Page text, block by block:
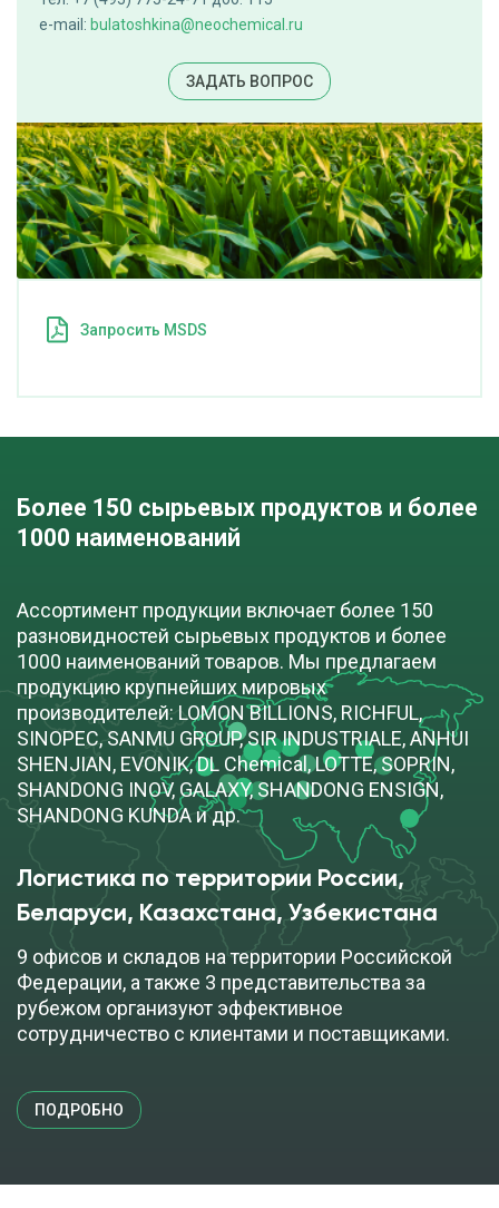
e-mail: bulatoshkina@neochemical.ru
ЗАДАТЬ ВОПРОС
Запросить MSDS
Более 150 сырьевых продуктов и более
1000 наименований
Ассортимент продукции включает более 150
разновидностей сырьевых продуктов и более
1000 наименований товаров. Мы предлагаем
продукцию крупнейших мировых
производителей: LOMON BILLIONS, RICHFUL,
SINOPEC, SANMU GROUP, SIR INDUSTRIALE, ANHUI
SHENJIAN, EVONIK, DL Chemical, LOTTE, SOPRIN,
SHANDONG INOV, GALAXY, SHANDONG ENSIGN,
SHANDONG KUNDA и др.
Логистика по территории России,
Беларуси, Казахстана, Узбекистана
9 офисов и складов на территории Российской
Федерации, а также 3 представительства за
рубежом организуют эффективное
сотрудничество с клиентами и поставщиками.
ПОДРОБНО